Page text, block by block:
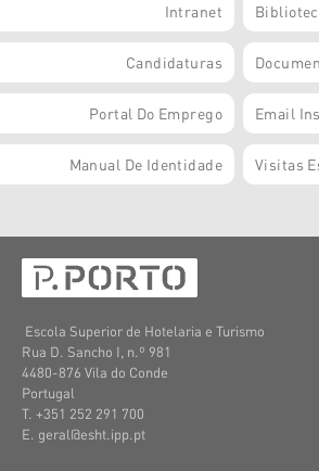
Intranet
Candidaturas
Portal Do Emprego Email
Manual De Identidade Visitas
Escola Superior de Hotelaria e Turismo
Rua D. Sancho I, n.º 981
4480-876 Vila do Conde
Portugal
T. +351 252 291 700
E. geral@esht.ipp.pt